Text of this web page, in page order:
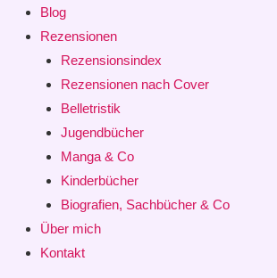
Blog
Rezensionen
Rezensionsindex
Rezensionen nach Cover
Belletristik
Jugendbücher
Manga & Co
Kinderbücher
Biografien, Sachbücher & Co
Über mich
Kontakt